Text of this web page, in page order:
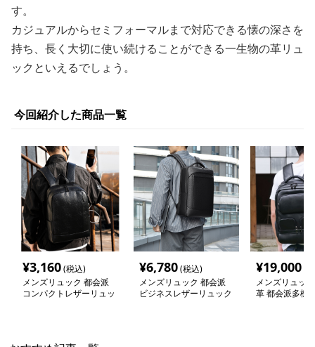
す。
カジュアルからセミフォーマルまで対応できる懐の深さを
持ち、長く大切に使い続けることができる一生物の革リュ
ックといえるでしょう。
今回紹介した商品一覧
¥3,160(税込)
メンズリュック 都会派
コンパクトレザーリュッ
¥6,780(税込)
メンズリュック 都会派
ビジネスレザーリュック
¥19,000
メンズリュッ
革 都会派多機